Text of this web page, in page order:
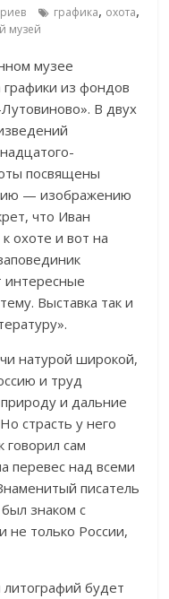
графика, охота,
музей
музее
графики из фондов
Лутовиново». В двух
посвящены
— изображению
что Иван
охоте и вот на
интересные
Выставка так и
натурой широкой,
и труд
и дальние
страсть у него
сам
перевес над всеми
писатель
знаком с
не только России,
литографий будет